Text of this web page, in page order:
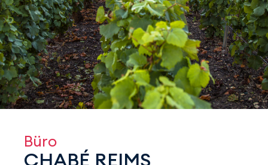
Büro
CHABÉ REIMS